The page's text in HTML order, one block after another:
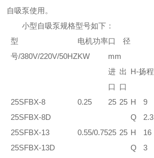
自吸泵使用。
小型自吸泵规格型号如下：
型
号/380V/220V/50HZ
电机功率
KW
口径
mm
H-扬程
进
口
出
口
25SFBX-8
25SFBX-8D
0.25 25 25 H 9
Q
2.3
25SFBX-13
25SFBX-13D
0.55/0.7525 25 H 16
Q
3